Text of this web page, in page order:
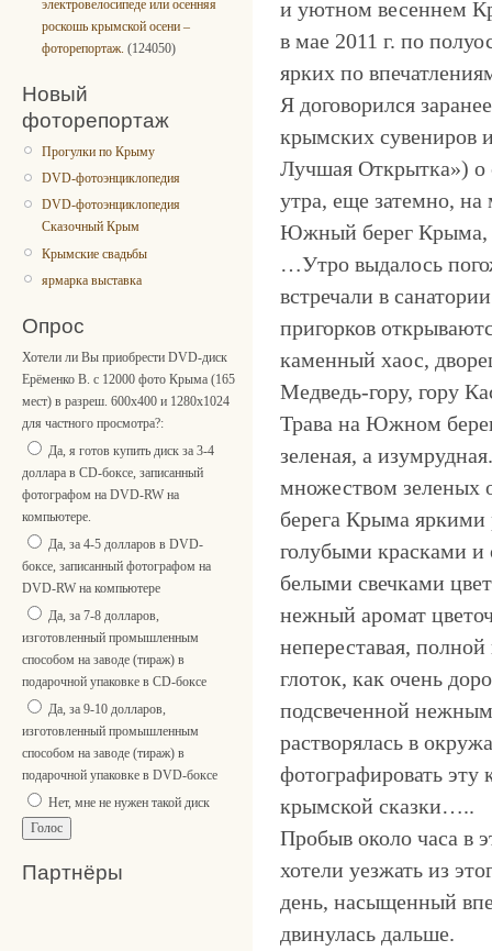
электровелосипеде или осенняя
роскошь крымской осени –
фоторепортаж. (124050)
Новый
фоторепортаж
Прогулки по Крыму
DVD-фотоэнциклопедия
DVD-фотоэнциклопедия
Сказочный Крым
Крымские свадьбы
ярмарка выставка
Опрос
Хотели ли Вы приобрести DVD-диск
Ерёменко В. с 12000 фото Крыма (165
мест) в разреш. 600x400 и 1280x1024
для частного просмотра?:
Да, я готов купить диск за 3-4
доллара в CD-боксе, записанный
фотографом на DVD-RW на
компьютере.
Да, за 4-5 долларов в DVD-
боксе, записанный фотографом на
DVD-RW на компьютере
Да, за 7-8 долларов,
изготовленный промышленным
способом на заводе (тираж) в
подарочной упаковке в CD-боксе
Да, за 9-10 долларов,
изготовленный промышленным
способом на заводе (тираж) в
подарочной упаковке в DVD-боксе
Нет, мне не нужен такой диск
Партнёры
и уютном весеннем
в мае 2011 г. по
ярких по
Я договорился
крымских
Лучшая Открытка») о
утра, еще затемно,
Южный берег Крыма,
…Утро выдалось
встречали в
пригорков
каменный хаос,
Медведь-гору, гору
Трава на Южном
зеленая, а
множеством зеленых
берега Крыма
голубыми красками и
белыми свечками
нежный аромат
непереставая,
глоток, как очень
подсвеченной
растворялась в
фотографировать эту
крымской сказки…..
Пробыв около часа в
хотели уезжать из
день, насыщенный
двинулась дальше.